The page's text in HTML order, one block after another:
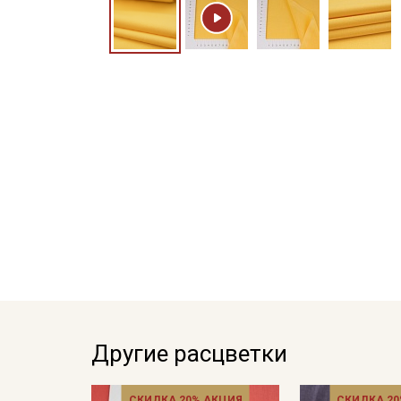
Другие расцветки